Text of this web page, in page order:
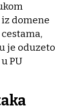
domene
je oduzeto
PU